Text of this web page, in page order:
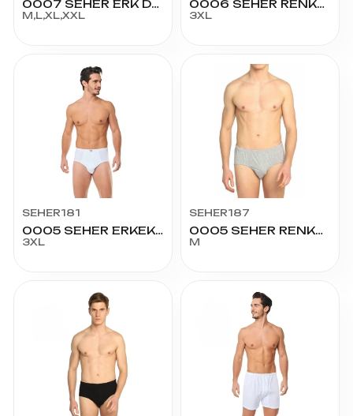
0007 SEHER ERK DESENLİ BOXER
M,L,XL,XXL
0006 SEHER RENKLİ PAÇALI NO:7
3XL
SEHER181
0005 SEHER ERKEK SLİP NO:7
3XL
SEHER187
0005 SEHER RENKLİ SLİP NO:3
M